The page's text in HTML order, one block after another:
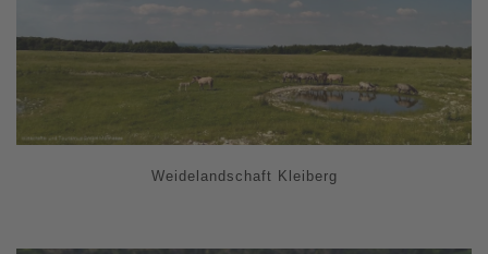
Weidelandschaft Kleiberg